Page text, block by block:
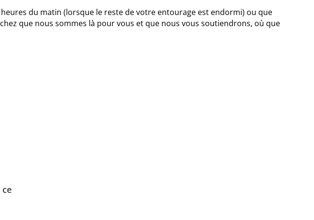
du matin (lorsque le reste de votre entourage est endormi) ou que
que nous sommes là pour vous et que nous vous soutiendrons, où que